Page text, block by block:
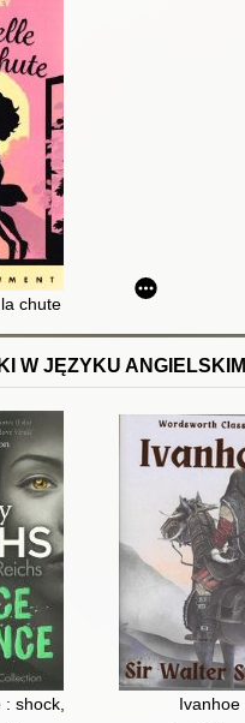
chute
W JĘZYKU ANGIELSKIM
shock, shift, swipe, spikeIvanhoe